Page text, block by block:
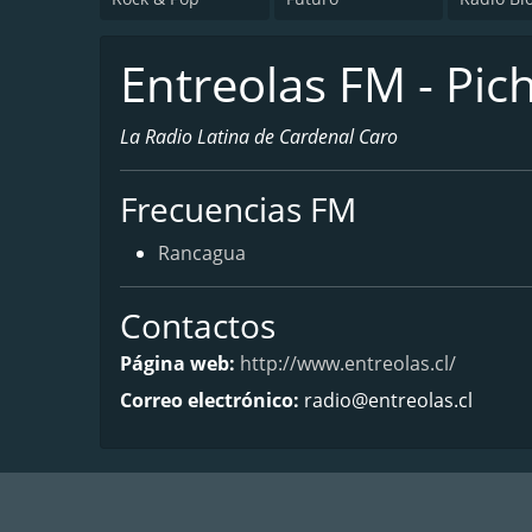
Entreolas FM -
La Radio Latina de Cardenal Caro
Frecuencias FM
Rancagua
Contactos
Página web: http://www.entreolas.cl/
Correo electrónico: radio@entreolas.cl